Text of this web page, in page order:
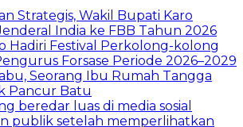
Strategis, Wakil Bupati Karo
India ke FBB Tahun 2026
Hadiri Festival Perkolong-kolong
Forsase Periode 2026–2029
Seorang Ibu Rumah Tangga
Pancur Batu
beredar luas di media sosial
publik setelah memperlihatkan